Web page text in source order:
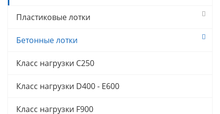
Пластиковые лотки
Бетонные лотки
Класс нагрузки C250
Класс нагрузки D400 - E600
Класс нагрузки F900
нашейПолитикой обработки персональных
Если вы не хотите, чтобы ваши данные
или покиньте сайт.